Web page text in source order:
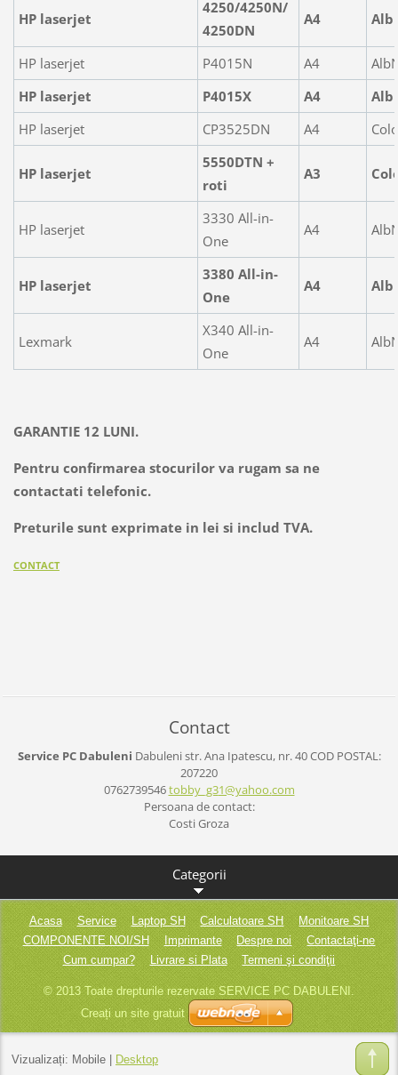
HP laserjet
4250/4250N/
4250DN
A4
HP laserjet P4015N A4
HP laserjet
P4015X A4
HP laserjet
CP3525DN A4
HP laserjet
5550DTN +
roti
A3
HP laserjet
3330 All-in-
One
A4
HP laserjet
3380 All-in-
One
A4
Lexmark
X340 All-in-
One
A4
GARANTIE 12 LUNI.
Pentru confirmarea stocurilor va rugam sa ne
contactati telefonic.
Preturile sunt exprimate in lei si includ TVA.
CONTACT
Contact
Service PC Dabuleni Dabulenistr. Ana Ipatescu, nr. 40COD POSTAL:
207220
0762739546tobby_g31@yahoo.com
Persoana de contact:
Costi Groza
Categorii
Acasa Service Laptop SH Calculatoare SH
Monitoare SH
COMPONENTE NOI/SH
Imprimante Despre noi
Contactaţi-ne
Cum cumpar?
Livrare si Plata Termeni şi condiţii
© 2013 Toate drepturile rezervate SERVICE PC DABULENI.
Creați un site gratuit
Vizualizați: Mobile| Desktop